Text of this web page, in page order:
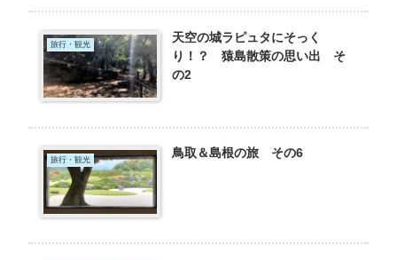
旅行・観光
天空の城ラピュタにそっく
り！？ 猿島散策の思い出 そ
の2
旅行・観光 鳥取＆島根の旅 その6